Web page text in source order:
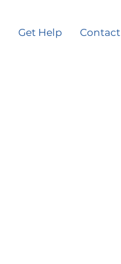
Get Help Contact